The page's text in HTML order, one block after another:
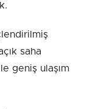
saha
geniş ulaşım